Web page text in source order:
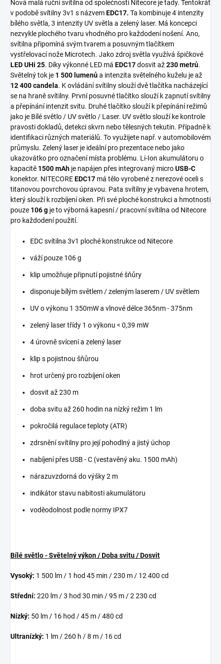
Nová malá ruční svítilna od společnosti Nitecore je tady. Tentokrát
v podobě svítilny 3v1 s názvemEDC17. Ta kombinuje 4 intenzity
bílého světla, 3 intenzity UV světla a zelený laser. Má koncepci
nezvykle plochého tvaru vhodného pro každodení nošení. Ano,
svítilna připomíná svým tvarem a posuvným tlačítkem
vystřelovací nože Microtech. Jako zdroj světla využívá špičkové
LED UHi 25. Díky výkonné LED má EDC17dosvit až230 metrů.
Světelný tok je 1 500 lumenůa intenzita světelného kuželu je až
12 400 candela. K ovládání svítilny slouží dvě tlačítka nacházející
se na hraně svítilny. První posuvné tlačítko slouží k zapnutí svítilny
a přepínání intenzit svitu. Druhé tlačítkoslouží k přepínání režimů
jako je Bílé světlo / UV světlo / Laser. UV světlo slouží ke kontrole
pravosti dokladů, detekci skvrn nebo tělesných tekutin. Případně k
identifikaci různých materiálů. To využijete např. v automobilovém
průmyslu. Zelený laser je ideální pro prezentace nebo jako
ukazovátko pro označení místa problému. Li-Ion akumulátoru o
kapacitě 1500 mAh je napájen přes integrovaný microUSB-C
konektor. NITECOREEDC17 má tělo vyrobené z nerezové oceli s
titanovou povrchovou úpravou. Pata svítilny je vybavena hrotem,
který slouží k rozbíjení oken. Při své ploché konstrukci a hmotnosti
pouze 106g je to výborná kapesní / pracovní svítilna od Nitecore
pro každodení použití.
EDC svítilna 3v1 ploché konstrukce od Nitecore
váží pouze 106 g
klip umožňuje připnutí pojistné šňůry
disponuje bílým světlem / zeleným laserem / UV světlem
UV o výkonu 1 350mW a vlnové délce 365nm - 375nm
zelený laser třídy 1 o výkonu < 0,39 mW
4 úrovně svícení a zelený laser
klip s pojistnou šňůrou
hrot určený pro rozbíjení oken
dosvit až 230 m
doba svitu až 260 hodin na nízký režim 1 lm
pokročilá regulace teploty (ATR)
zdrsnění svítilny pro její pohodlný a jistý úchop
nabíjení přes USB - C (vestavěný aku. 1500 mAh)
nárazuvzdorná do výšky 2 m
indikátor stavu nabitosti akumulátoru
voděodolnost podle normy IPX7
Bílé světlo - Světelný výkon / Doba svitu / Dosvit
Vysoký: 1 500 lm / 1 hod 45 min / 230 m / 12 400 cd
Střední: 220 lm / 3 hod 30 min / 95 m / 2 230 cd
Nízký: 50 lm / 16 hod / 45 m / 480 cd
Ultranízký: 1 lm / 260 h / 8 m / 16 cd